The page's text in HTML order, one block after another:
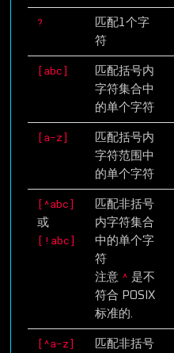
?
匹配1个字
符
[abc]
匹配括号内
字符集合中
的单个字符
[a-z]
匹配括号内
字符范围中
的单个字符
[^abc]
或
[!abc]
匹配非括号
内字符集合
中的单个字
符
注意 ^ 是不
符合 POSIX
标准的.
[^a-z]
匹配非括号